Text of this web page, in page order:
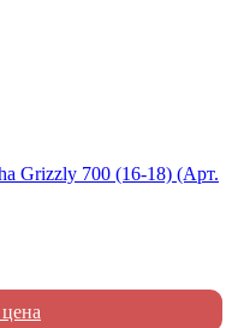
Grizzly 700 (16-18) (Арт.